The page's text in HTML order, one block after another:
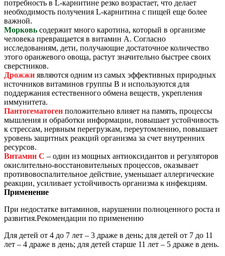
потребность в L-карнитине резко возрастает, что делает
необходимость получения L-карнитина с пищей еще более
важной.
Морковь содержит много каротина, который в организме
человека превращается в витамин А. Согласно
исследованиям, дети, получающие достаточное количество
этого оранжевого овоща, растут значительно быстрее своих
сверстников.
Дрожжи являются одним из самых эффективных природных
источников витаминов группы В и используются для
поддержания естественного обмена веществ, укрепления
иммунитета.
Пантогематоген положительно влияет на память, процессы
мышления и обработки информации, повышает устойчивость
к стрессам, нервным перегрузкам, переутомлению, повышает
уровень защитных реакций организма за счет внутренних
ресурсов.
Витамин С – один из мощных антиоксидантов и регуляторов
окислительно-восстановительных процессов, оказывает
противовоспалительное действие, уменьшает аллергические
реакции, усиливает устойчивость организма к инфекциям.
Применение
При недостатке витаминов, нарушении полноценного роста и
развития.Рекомендации по применению
Для детей от 4 до 7 лет – 3 драже в день; для детей от 7 до 11
лет – 4 драже в день; для детей старше 11 лет – 5 драже в день.